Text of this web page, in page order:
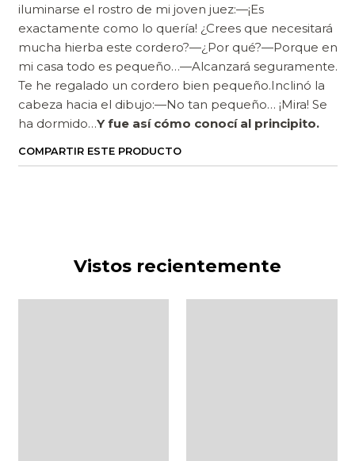
iluminarse el rostro de mi joven juez:—¡Es
exactamente como lo quería! ¿Crees que necesitará
mucha hierba este cordero?—¿Por qué?—Porque en
mi casa todo es pequeño…—Alcanzará seguramente.
Te he regalado un cordero bien pequeño.Inclinó la
cabeza hacia el dibujo:—No tan pequeño… ¡Mira! Se
ha dormido…Y fue así cómo conocí al principito.
COMPARTIR ESTE PRODUCTO
Vistos recientemente